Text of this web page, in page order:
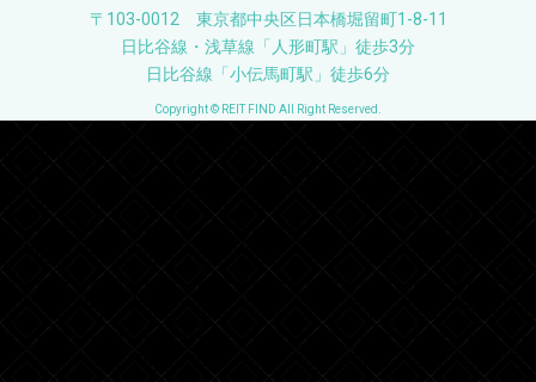
〒103-0012 東京都中央区日本橋堀留町1-8-11
日比谷線・浅草線「人形町駅」徒歩3分
日比谷線「小伝馬町駅」徒歩6分
Copyright © REIT FIND All Right Reserved.